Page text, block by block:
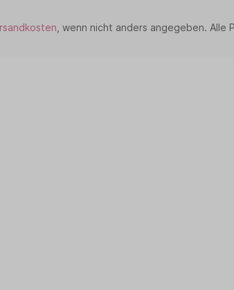
, wenn nicht anders angegeben.